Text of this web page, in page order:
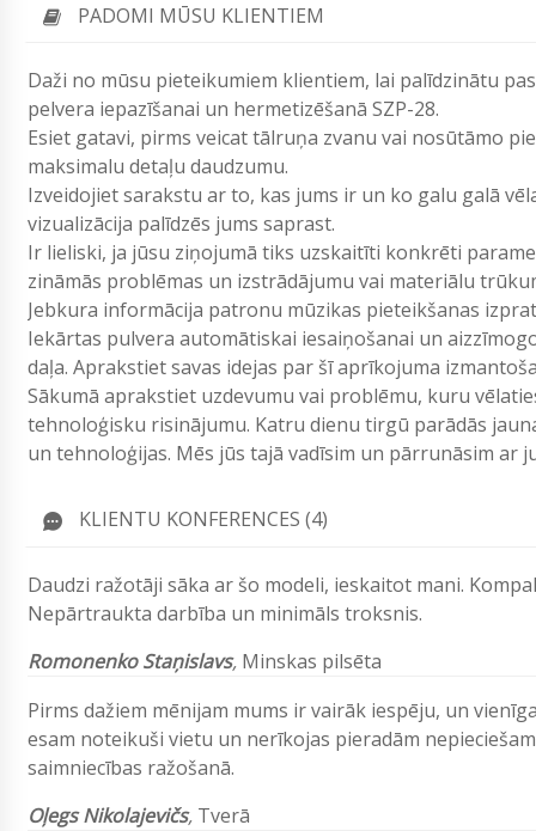
PADOMI MŪSU KLIENTIEM
Daži no mūsu pieteikumiem klientiem, lai palīdzinātu
pelvera iepazīšanai un hermetizēšanā SZP-28.
Esiet gatavi, pirms veicat tālruņa zvanu vai nosūtāmo
maksimalu detaļu daudzumu.
Izveidojiet sarakstu ar to, kas jums ir un ko galu galā
vizualizācija palīdzēs jums saprast.
Ir lieliski, ja jūsu ziņojumā tiks uzskaitīti konkrēti
zināmās problēmas un izstrādājumu vai materiālu
Jebkura informācija patronu mūzikas pieteikšanas
Iekārtas pulvera automātiskai iesaiņošanai un
daļa. Aprakstiet savas idejas par šī aprīkojuma
Sākumā aprakstiet uzdevumu vai problēmu, kuru
tehnoloģisku risinājumu. Katru dienu tirgū parādās
un tehnoloģijas. Mēs jūs tajā vadīsim un pārrunāsim ar
KLIENTU KONFERENCES (4)
Daudzi ražotāji sāka ar šo modeli, ieskaitot mani.
Nepārtraukta darbība un minimāls troksnis.
Romonenko Staņislavs, Minskas pilsēta
Pirms dažiem mēnijam mums ir vairāk iespēju, un
esam noteikuši vietu un nerīkojas pieradām
saimniecības ražošanā.
OļegsNikolajevičs, Tverā